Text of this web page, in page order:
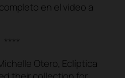
en el video a
****
Otero, Eclíptica